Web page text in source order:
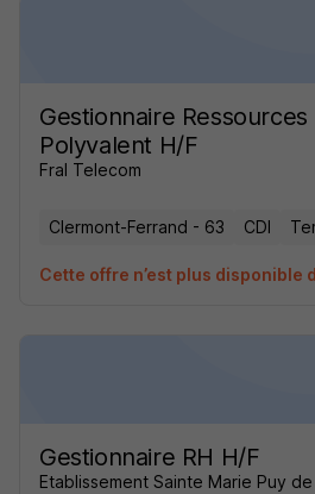
Gestionnaire
Polyvalent H/F
Fral Telecom
Clermont-Ferrand - 63 CDI
Cette offre n’est plus
Gestionnaire RH H/F
Etablissement Sainte Marie Puy